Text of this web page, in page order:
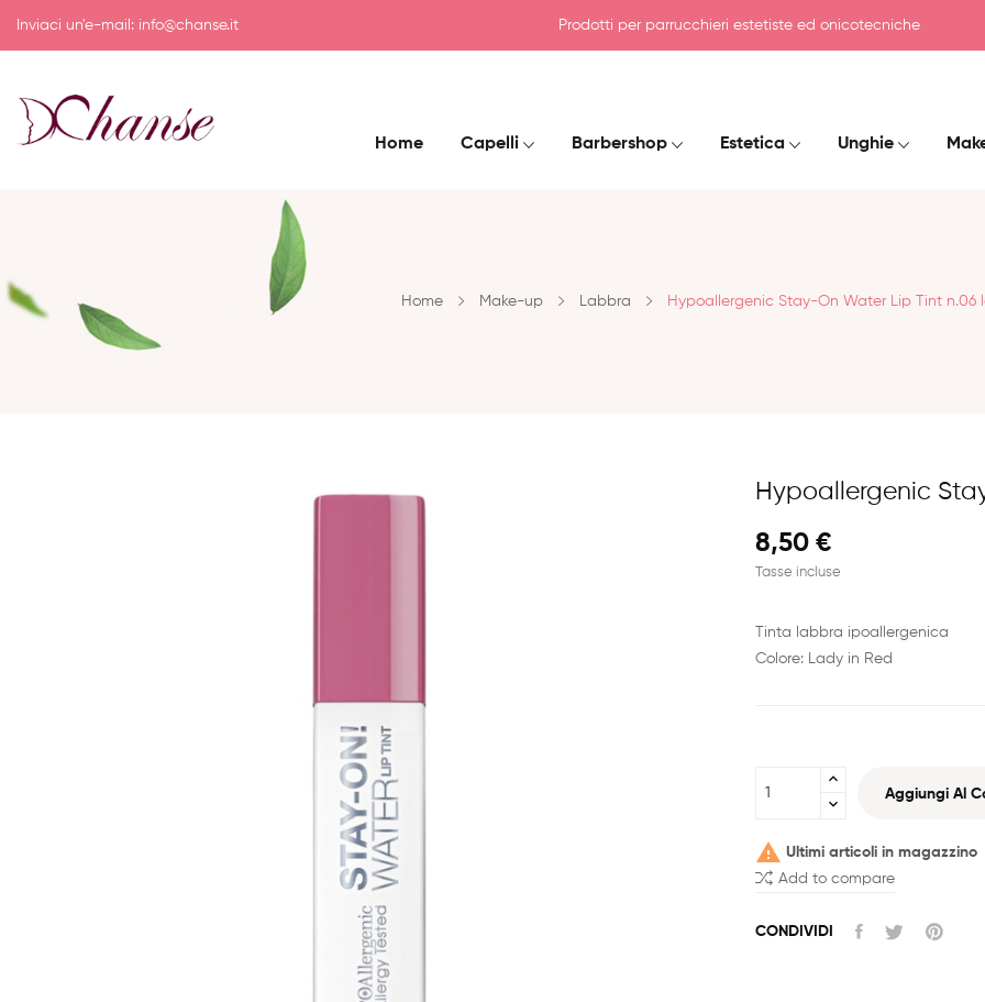
Inviaci un'e-mail: info@chanse.it Prodotti per parrucchieri estetiste ed onicotecniche
Home Capelli Barbershop Estetica Unghie
Home Make-up Labbra Hypoallergenic Stay-On Water Lip Tint n.06
Hypoallergenic
8,50 €
Tasse incluse
Tinta labbra ipoallergenica
Colore: Lady in Red
Aggiungi Al
 Ultimi articoli in magazzino
Add to compare
CONDIVIDI